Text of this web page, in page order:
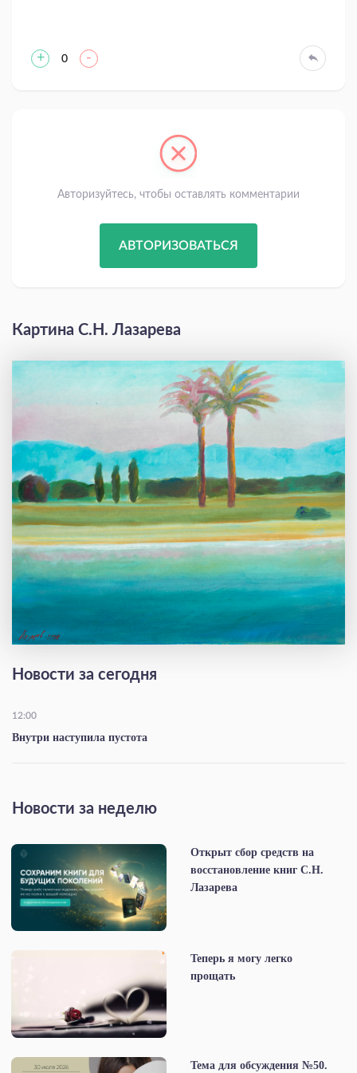
+ 0 -
Авторизуйтесь, чтобы оставлять комментарии
АВТОРИЗОВАТЬСЯ
Картина С.Н. Лазарева
Новости за сегодня
12:00
Внутри наступила пустота
Новости за неделю
Открыт сбор средств на
восстановление книг С.Н.
Лазарева
Теперь я могу легко
прощать
Тема для обсуждения №50.